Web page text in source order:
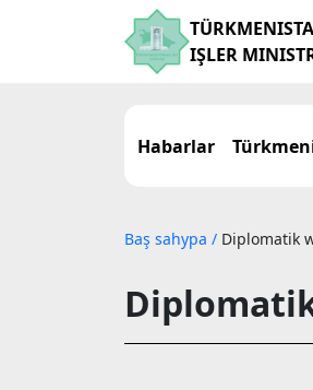
IŞLER
Habarlar
Baş sahypa / Diplomatik